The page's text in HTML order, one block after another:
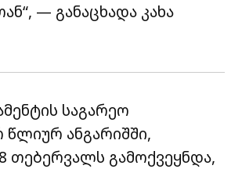
— განაცხადა კახა
საგარეო
ანგარიშში,
თებერვალს გამოქვეყნდა,